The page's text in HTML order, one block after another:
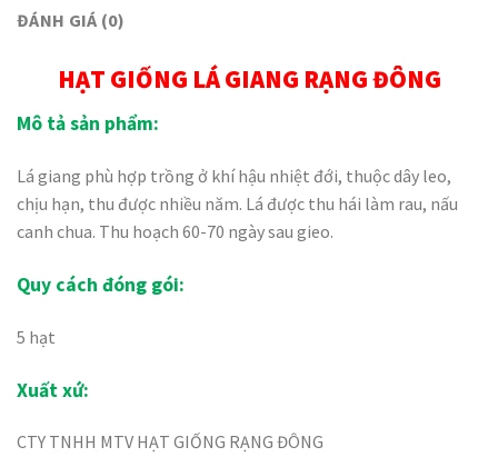
ĐÁNH GIÁ (0)
HẠT GIỐNG LÁ GIANG RẠNG ĐÔNG
Mô tả sản phẩm:
Lá giang phù hợp trồng ở khí hậu nhiệt đới, thuộc dây leo,
chịu hạn, thu được nhiều năm. Lá được thu hái làm rau, nấu
canh chua. Thu hoạch 60-70 ngày sau gieo.
Quy cách đóng gói:
5 hạt
Xuất xứ:
CTY TNHH MTV HẠT GIỐNG RẠNG ĐÔNG